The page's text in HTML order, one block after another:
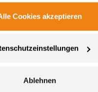
Cookies akzeptieren
Ablehnen
T-Shirt extraweit
Huge TeeAngaben zur